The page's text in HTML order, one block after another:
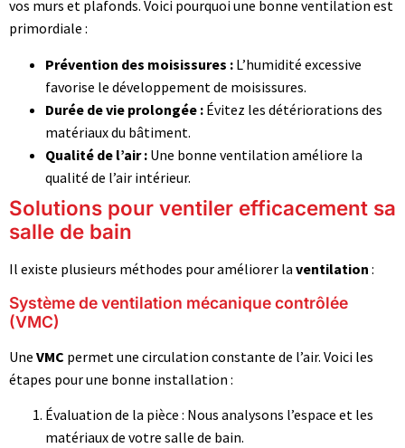
vos murs et plafonds. Voici pourquoi une bonne ventilation est
primordiale :
Prévention des moisissures : L’humidité excessive
favorise le développement de moisissures.
Durée de vie prolongée : Évitez les détériorations des
matériaux du bâtiment.
Qualité de l’air : Une bonne ventilation améliore la
qualité de l’air intérieur.
Solutions pour ventiler efficacement sa
salle de bain
Il existe plusieurs méthodes pour améliorer la ventilation :
Système de ventilation mécanique contrôlée
(VMC)
Une VMC permet une circulation constante de l’air. Voici les
étapes pour une bonne installation :
Évaluation de la pièce : Nous analysons l’espace et les
matériaux de votre salle de bain.